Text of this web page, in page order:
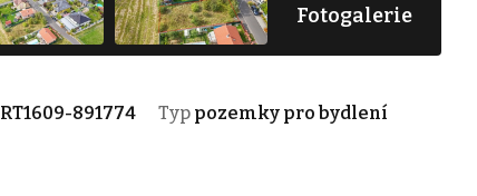
Fotogalerie
RT1609-891774 Typ pozemky pro bydlení